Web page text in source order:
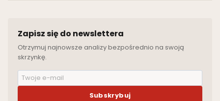
Zapisz się do newslettera
Otrzymuj najnowsze analizy bezpośrednio na swoją
skrzynkę.
Subskrybuj